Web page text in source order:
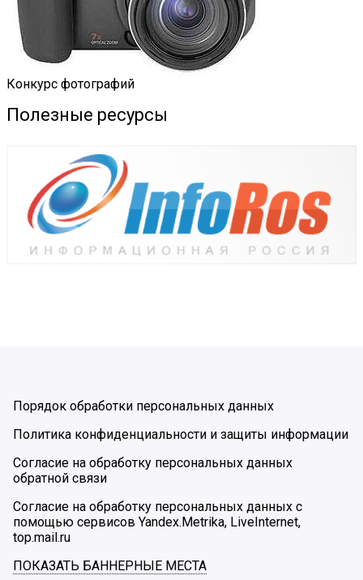
Конкурс фотографий
Полезные ресурсы
Порядок обработки персональных данных
Политика конфиденциальности и защиты информации
Согласие на обработку персональных данных
обратной связи
Согласие на обработку персональных данных с
помощью сервисов Yandex.Metrika, LiveInternet,
top.mail.ru
ПОКАЗАТЬ БАННЕРНЫЕ МЕСТА